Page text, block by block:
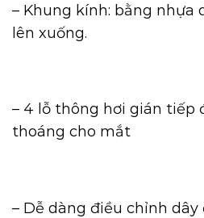
– Khung kính: bằng nhựa
lên xuống.
– 4 lỗ thông hơi gián tiếp
thoáng cho mắt
– Dễ dàng điều chỉnh dây